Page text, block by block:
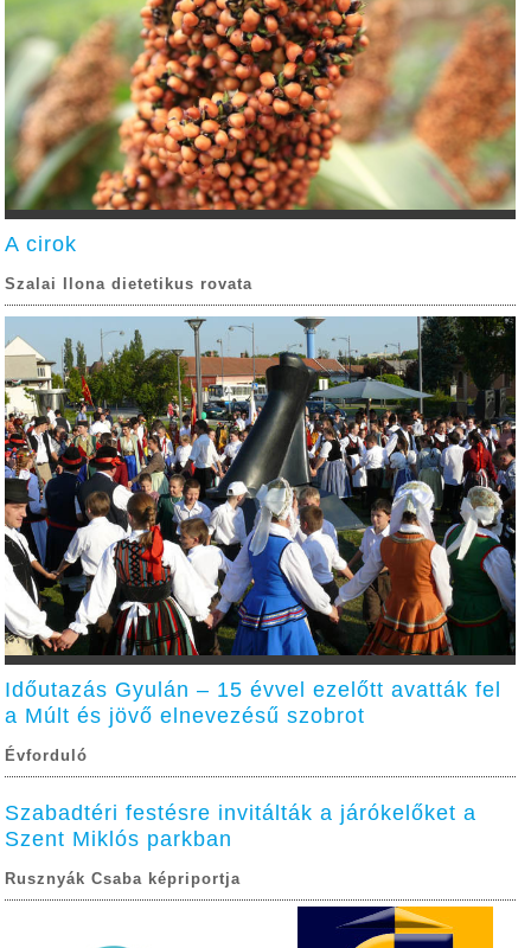
A cirok
Szalai Ilona dietetikus rovata
Időutazás Gyulán – 15 évvel ezelőtt avatták fel
a Múlt és jövő elnevezésű szobrot
Évforduló
Szabadtéri festésre invitálták a járókelőket a
Szent Miklós parkban
Rusznyák Csaba képriportja